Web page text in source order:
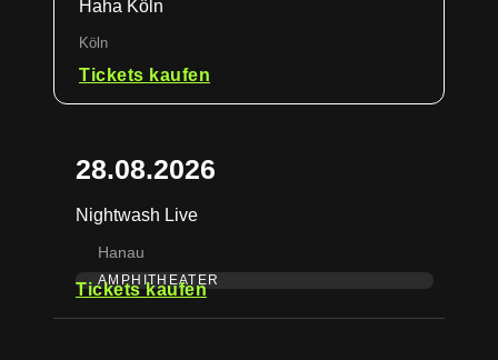
Haha Köln
Köln
Tickets kaufen
28.08.2026
Nightwash Live
Hanau
AMPHITHEATER
Tickets kaufen